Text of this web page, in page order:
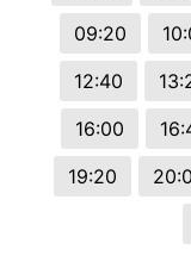
09:20
12:40
16:00
19:20